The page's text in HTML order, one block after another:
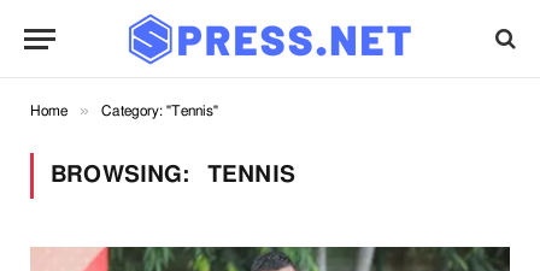
Home » Category: "Tennis"
BROWSING: TENNIS